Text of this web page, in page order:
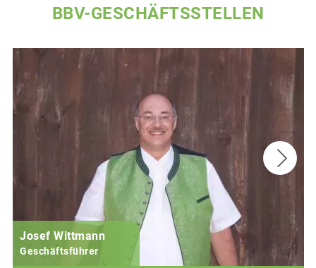
BBV-GESCHÄFTSSTELLEN
Josef Wittmann
Geschäftsführer